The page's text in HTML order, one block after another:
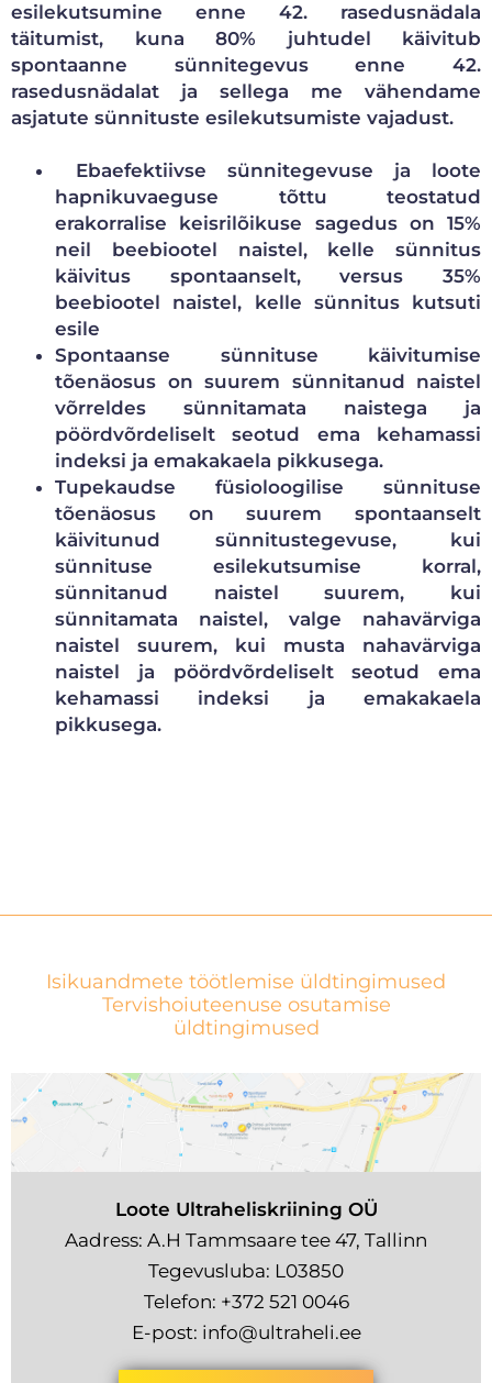
esilekutsumine enne 42. rasedusnädala
täitumist, kuna 80% juhtudel käivitub
spontaanne sünnitegevus enne 42.
rasedusnädalat ja sellega me vähendame
asjatute sünnituste esilekutsumiste vajadust.
Ebaefektiivse sünnitegevuse ja loote
hapnikuvaeguse tõttu teostatud
erakorralise keisrilõikuse sagedus on 15%
neil beebiootel naistel, kelle sünnitus
käivitus spontaanselt, versus 35%
beebiootel naistel, kelle sünnitus kutsuti
esile
Spontaanse sünnituse käivitumise
tõenäosus on suurem sünnitanud naistel
võrreldes sünnitamata naistega ja
pöördvõrdeliselt seotud ema kehamassi
indeksi ja emakakaela pikkusega.
Tupekaudse füsioloogilise sünnituse
tõenäosus on suurem spontaanselt
käivitunud sünnitustegevuse, kui
sünnituse esilekutsumise korral,
sünnitanud naistel suurem, kui
sünnitamata naistel, valge nahavärviga
naistel suurem, kui musta nahavärviga
naistel ja pöördvõrdeliselt seotud ema
kehamassi indeksi ja emakakaela
pikkusega.
Isikuandmete töötlemise üldtingimused
Tervishoiuteenuse osutamise
üldtingimused
Loote Ultraheliskriining OÜ
Aadress: A.H Tammsaare tee 47, Tallinn
Tegevusluba: L03850
Telefon: +372 521 0046
E-post: info@ultraheli.ee